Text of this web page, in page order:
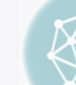
Rechercher